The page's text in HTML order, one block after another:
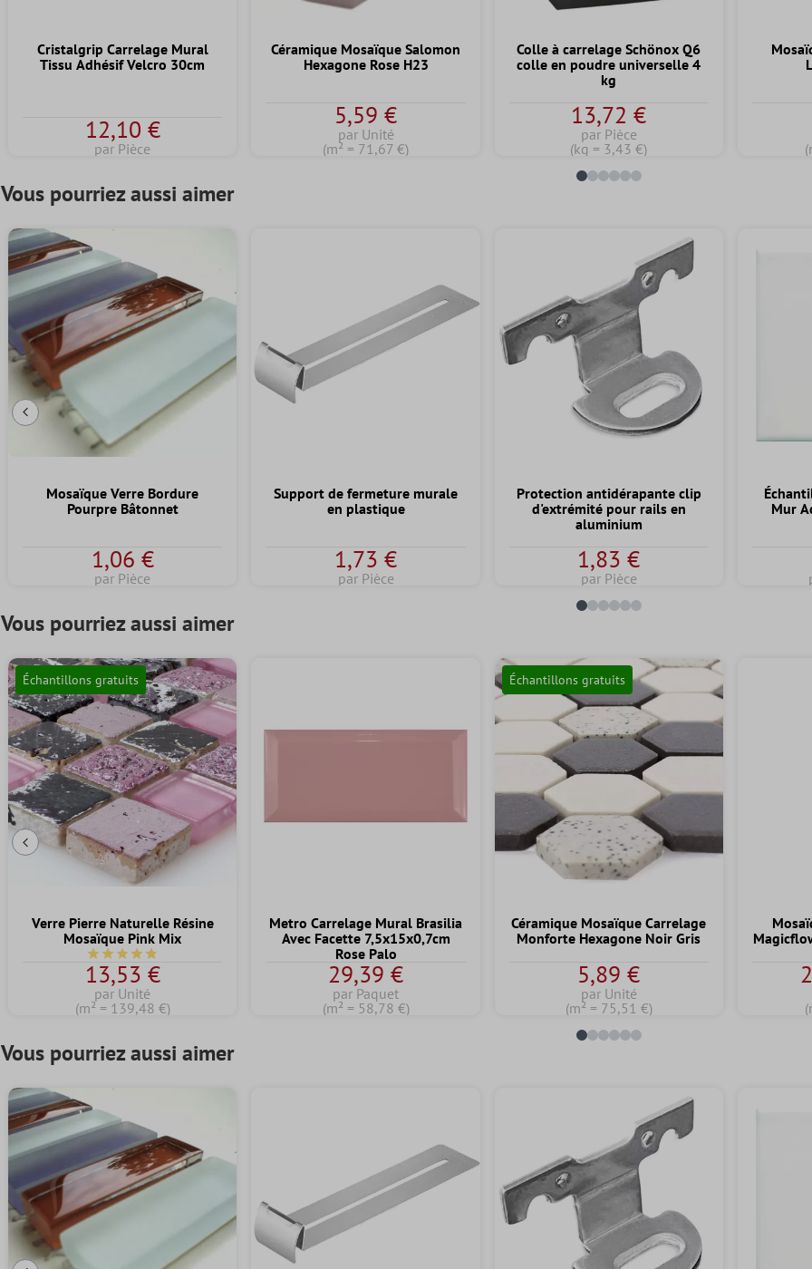
Cristalgrip Carrelage Mural
Tissu Adhésif Velcro 30cm
12,10 €
par Pièce
Céramique Mosaïque Salomon
Hexagone Rose H23
5,59 €
par Unité
(m² = 71,67 €)
Colle à carrelage Schönox Q6
colle en poudre universelle 4
kg
13,72 €
par Pièce
(kg = 3,43 €)
Vous pourriez aussi aimer
Diapositive précédente
Mosaïque Verre Bordure
Pourpre Bâtonnet
1,06 €
par Pièce
Support de fermeture murale
en plastique
1,73 €
par Pièce
Protection antidérapante clip
d'extrémité pour rails en
aluminium
1,83 €
par Pièce
Mur
Vous pourriez aussi aimer
Diapositive précédente
Échantillons gratuits
Verre Pierre Naturelle Résine
Mosaïque Pink Mix
Note moyenne de 4.7 sur 5 étoiles
13,53 €
par Unité
(m² = 139,48 €)
Metro Carrelage Mural Brasilia
Avec Facette 7,5x15x0,7cm
Rose Palo
29,39 €
par Paquet
(m² = 58,78 €)
Échantillons gratuits
Céramique Mosaïque Carrelage
Monforte Hexagone Noir Gris
5,89 €
par Unité
(m² = 75,51 €)
Vous pourriez aussi aimer